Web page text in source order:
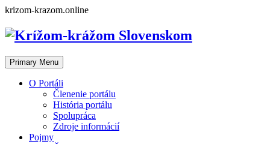
Skip
content
krizom-krazom.online
Primary Menu
O Portáli
Členenie portálu
História portálu
Spolupráca
Zdroje informácií
Pojmy